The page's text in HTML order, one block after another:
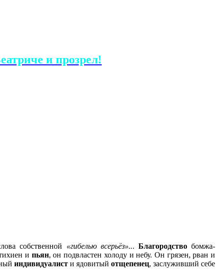
и прозрел!
собственной «гибелью всерьёз»... Благородствобомжа-
и пьян, он подвластен холоду и небу. Он грязен, рван и
индивидуалист и ядовитый отщепенец, заслуживший себе